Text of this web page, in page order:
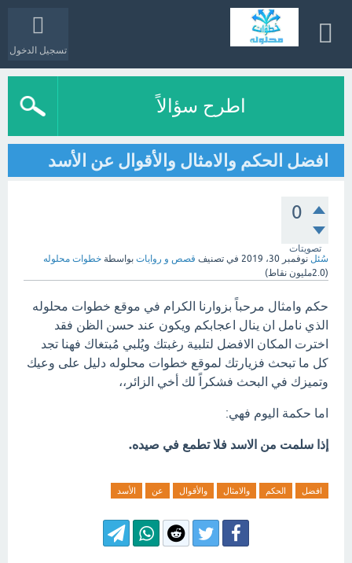
تسجيل الدخول
اطرح سؤالاً
افضل الحكم والامثال والأقوال عن الأسد
0
تصويتات
سُئل نوفمبر 30، 2019 في تصنيف قصص و روايات بواسطة خطوات محلوله
(2.0مليون نقاط)
حكم وامثال مرحباً بزوارنا الكرام في موقع خطوات محلوله
الذي نامل ان ينال اعجابكم ويكون عند حسن الظن فقد
اخترت المكان الافضل لتلبية رغبتك ويُلبي مُبتغاك فهنا تجد
كل ما تبحث فزيارتك لموقع خطوات محلوله دليل على وعيك
وتميزك في البحث فشكراً لك أخي الزائر،،
اما حكمة اليوم فهي:
إذا سلمت من الاسد فلا تطمع في صيده.
افضل الحكم والامثال والأقوال عن الأسد